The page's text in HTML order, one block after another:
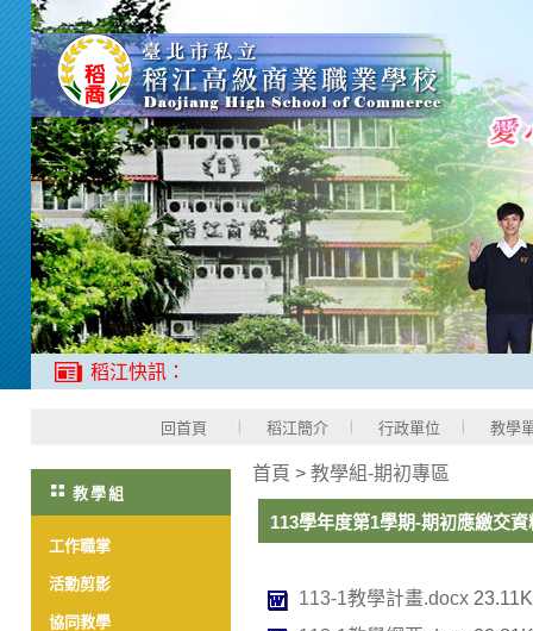
稻江快訊：
回首頁 稻江簡介 行政單位 教學
教學組
工作職掌
活動剪影
協同教學
首頁 > 教學組-期初專區
113學年度第1學期-期初應繳交資
113-1教學計畫.docx